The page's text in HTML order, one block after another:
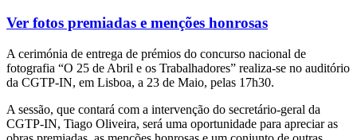
Ver fotos premiadas e menções honrosas
A cerimónia de entrega de prémios do concurso nacional de
fotografia “O 25 de Abril e os Trabalhadores” realiza-se no auditório
da CGTP-IN, em Lisboa, a 23 de Maio, pelas 17h30.
A sessão, que contará com a intervenção do secretário-geral da
CGTP-IN, Tiago Oliveira, será uma oportunidade para apreciar as